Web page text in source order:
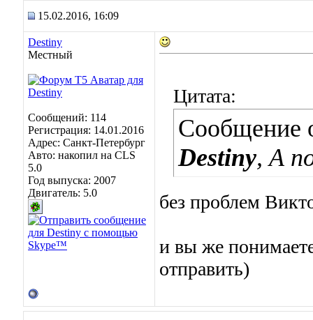
15.02.2016, 16:09
Destiny
Местный
Сообщений: 114
Регистрация: 14.01.2016
Адрес: Санкт-Петербург
Авто: накопил на CLS
5.0
Год выпуска: 2007
Двигатель: 5.0
Цитата:
Сообщение
Destiny, А
без проблем
и вы же
отправить)